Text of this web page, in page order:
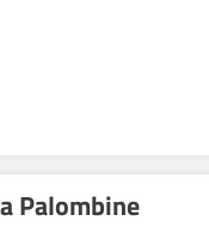
Palombine